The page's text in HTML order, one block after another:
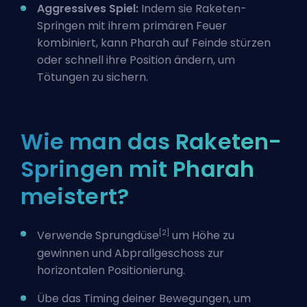
Aggressives Spiel: Indem sie Raketen-
Springen mit ihrem primären Feuer
kombiniert, kann Pharah auf Feinde stürzen
oder schnell ihre Position ändern, um
Tötungen zu sichern.
Wie man das Raketen-
Springen mit Pharah
meistert?
Verwende Sprungdüse [2] um Höhe zu
gewinnen und Abprallgeschoss zur
horizontalen Positionierung.
Übe das Timing deiner Bewegungen, um